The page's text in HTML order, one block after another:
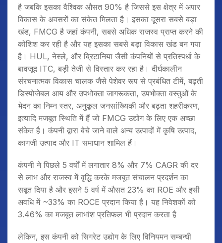
है जबकि इसका वैश्विक औसत 90% है जिससे इस क्षेत्र में अपार
विकास के अवसरों का संकेत मिलता है। इसका दूसरा सबसे बड़ा
खंड, FMCG है जहां कंपनी, सबसे अधिक राजस्व प्राप्त करने की
कोशिश कर रही है और यह इसका सबसे बड़ा विकास खंड बन गया
है। HUL, नेस्ले, और ब्रिटानिया जैसी कंपनियों से प्रतिस्पर्धा के
बावजूद ITC, बड़ी तेजी से विस्तार कर रहा है। दीर्घकालीन
संरचनात्मक विकास चालक जैसे पेशेवर रूप से प्रबंधित टीमें, बढ़ती
डिस्पोजेबल आय और उपभोक्ता जागरूकता, उपभोक्ता वस्तुओं के
भेदन का निम्न स्तर, अनुकूल जनसांख्यिकी और बढ़ता शहरीकरण,
इत्यादि मजबूत स्थिति में हैं जो FMCG उद्योग के लिए एक अच्छा
संकेत है। कंपनी द्वारा बेचे जाने वाले अन्य उत्पादों में कृषि उत्पाद,
कागजी उत्पाद और IT समाधान शामिल हैं।
कंपनी ने पिछले 5 वर्षों में लगातार 8% और 7% CAGR की दर
से लाभ और राजस्व में वृद्धि करके मजबूत संचालन प्रदर्शन का
सबूत दिया है और इसने 5 वर्ष में औसत 23% का ROE और इसी
अवधि में ~33% का ROCE प्रदान किया है। यह निवेशकों को
3.46% का मजबूत लाभांश प्रतिफल भी प्रदान करता है
लेकिन, इस कंपनी को सिगरेट उद्योग के लिए विनियमन सम्बन्धी